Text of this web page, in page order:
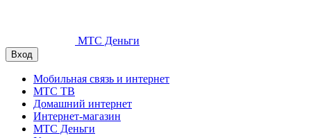
МТС Деньги
Вход
Мобильная связь и интернет
МТС ТВ
Домашний интернет
Интернет-магазин
МТС Деньги